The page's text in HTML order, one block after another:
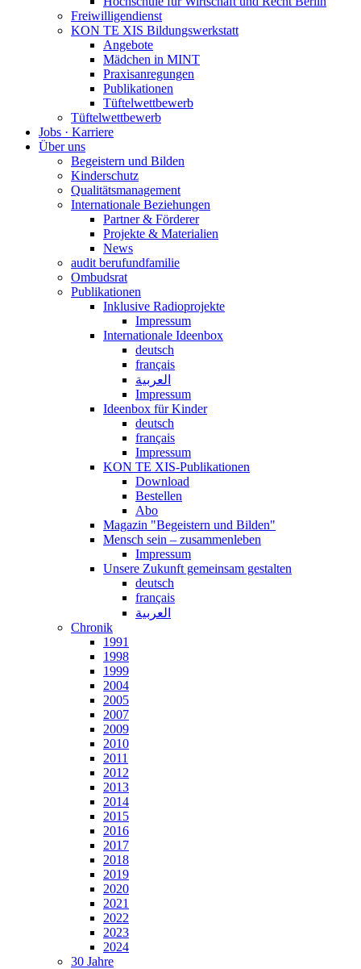
Freiwilligendienst
KON TE XIS Bildungswerkstatt
Angebote
Mädchen in MINT
Praxisanregungen
Publikationen
Tüftelwettbewerb
Tüftelwettbewerb
Jobs · Karriere
Über uns
Begeistern und Bilden
Kinderschutz
Qualitätsmanagement
Internationale Beziehungen
Partner & Förderer
Projekte & Materialien
News
audit berufundfamilie
Ombudsrat
Publikationen
Inklusive Radioprojekte
Impressum
Internationale Ideenbox
deutsch
français
العربية
Impressum
Ideenbox für Kinder
deutsch
français
Impressum
KON TE XIS-Publikationen
Download
Bestellen
Abo
Magazin "Begeistern und Bilden"
Mensch sein – zusammenleben
Impressum
Unsere Zukunft gemeinsam gestalten
deutsch
français
العربية
Chronik
1991
1998
1999
2004
2005
2007
2009
2010
2011
2012
2013
2014
2015
2016
2017
2018
2019
2020
2021
2022
2023
2024
30 Jahre